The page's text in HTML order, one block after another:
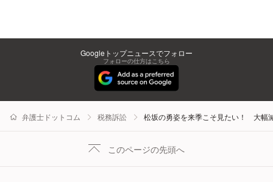
Googleトップニュースでフォロー
フォローの仕方はこちら
弁護士ドットコム 税務訴訟 松坂の勇姿を来季こそ見たい！ 大幅
このページの先頭へ